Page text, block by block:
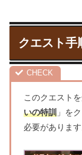
クエスト手
このクエスト
いの特訓 」を
必要があります